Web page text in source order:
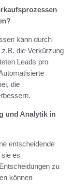
kann durch
die Verkürzung
Leads pro
die
und Analytik in
entscheidende
es
zu
können